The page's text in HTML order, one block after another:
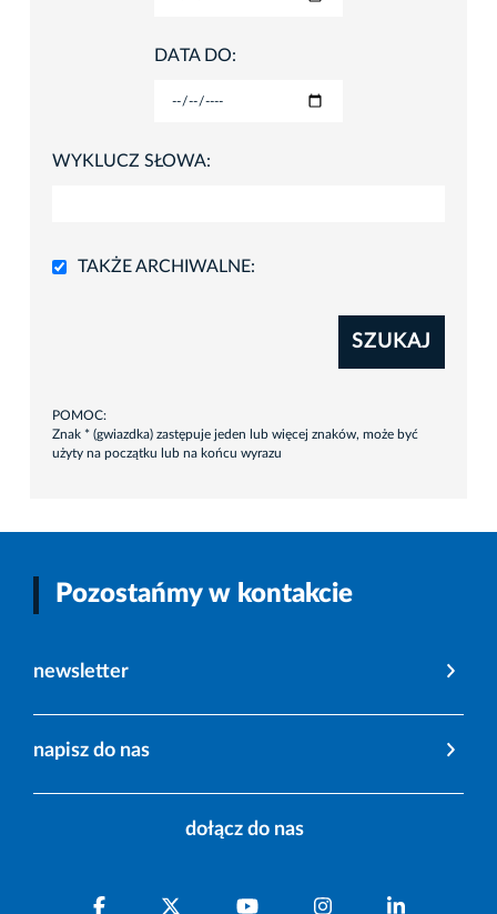
DATA DO:
WYKLUCZ SŁOWA:
TAKŻE ARCHIWALNE:
SZUKAJ
POMOC:
Znak * (gwiazdka) zastępuje jeden lub więcej znaków, może być
użyty na początku lub na końcu wyrazu
Pozostańmy w kontakcie
newsletter
napisz do nas
dołącz do nas